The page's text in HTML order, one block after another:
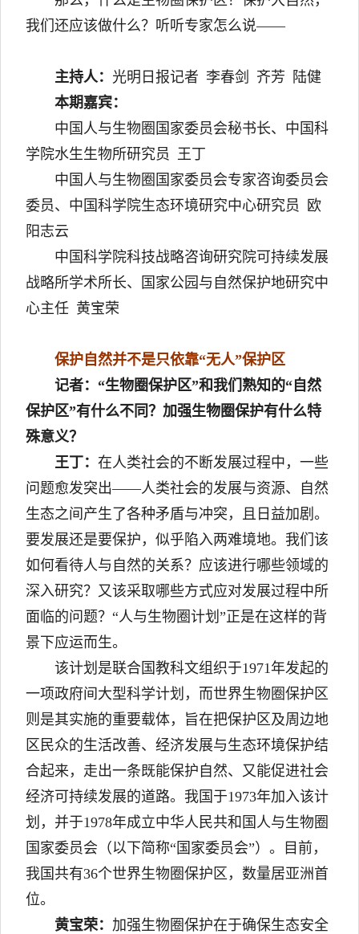
我们还应该做什么？听听专家怎么说——
主持人： 光明日报记者 李春剑 齐芳 陆健
本期嘉宾：
中国人与生物圈国家委员会秘书长、中国科
学院水生生物所研究员 王丁
中国人与生物圈国家委员会专家咨询委员会
委员、中国科学院生态环境研究中心研究员 欧
阳志云
中国科学院科技战略咨询研究院可持续发展
战略所学术所长、国家公园与自然保护地研究中
心主任 黄宝荣
保护自然并不是只依靠“无人”保护区
记者：“生物圈保护区”和我们熟知的“自然
保护区”有什么不同？加强生物圈保护有什么特
殊意义？
王丁：在人类社会的不断发展过程中，一些
问题愈发突出——人类社会的发展与资源、自然
生态之间产生了各种矛盾与冲突，且日益加剧。
要发展还是要保护，似乎陷入两难境地。我们该
如何看待人与自然的关系？应该进行哪些领域的
深入研究？又该采取哪些方式应对发展过程中所
面临的问题？“人与生物圈计划”正是在这样的背
景下应运而生。
该计划是联合国教科文组织于1971年发起的
一项政府间大型科学计划，而世界生物圈保护区
则是其实施的重要载体，旨在把保护区及周边地
区民众的生活改善、经济发展与生态环境保护结
合起来，走出一条既能保护自然、又能促进社会
经济可持续发展的道路。我国于1973年加入该计
划，并于1978年成立中华人民共和国人与生物圈
国家委员会（以下简称“国家委员会”）。目前，
我国共有36个世界生物圈保护区，数量居亚洲首
位。
黄宝荣： 加强生物圈保护在于确保生态安全